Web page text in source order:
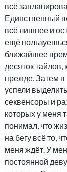
всё
Единственный
всё лишнее и
ещё
ближайшее
десяток тайлов,
прежде. Затем
успели
секвенсоры и
которых у меня
понимал, что
на бегу всё то,
меня ждёт. У
постоянной